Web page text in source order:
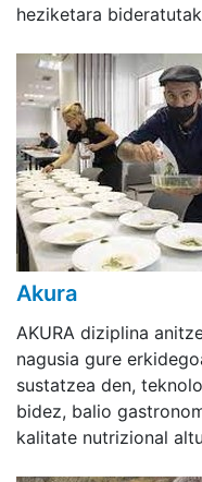
heziketara
Akura
AKURA diziplina
nagusia gure
sustatzea den,
bidez, balio
kalitate nutrizional